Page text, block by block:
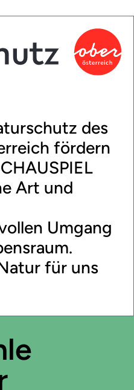
des
fördern
Art und
Umgang
für uns